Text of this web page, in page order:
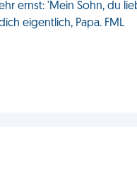
ernst: 'Mein Sohn, du
eigentlich, Papa. FML